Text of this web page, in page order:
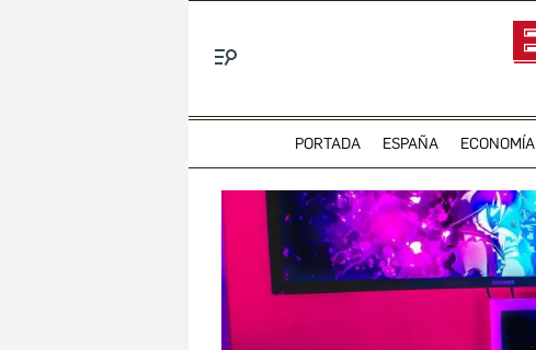
PORTADA ESPAÑA ECONOMÍA